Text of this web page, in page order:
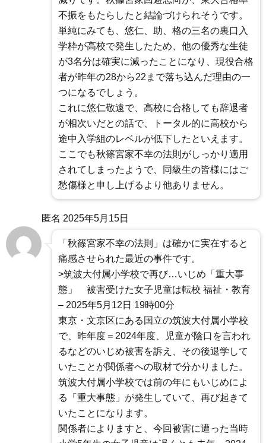
不振をもたらしたと結論づけられそうです。
単純にみても、悠仁、助、格の三名の裏口入
学枠が高校で発生したため、他の優秀な生徒
が3名分は確実に減ったことになり、現役合格
者が昨年の28から22まで落ち込んだ理由の一
つになるでしょう。
これに悠仁敬遠で、高校に合格しても辞退者
が相次いだとの話で、トータル的に高校から
途中入学組のレベルが低下したといえます。
ここでも秋篠宮家不幸の法則がしっかり適用
されてしまったようで、同級生の皆様にはご
愁傷様と申し上げるより他ありません。
匿名 2025年5月15日
「秋篠宮家不幸の法則」は確かに実在すると
痛感させられた最近の事件です。
>筑波大付属小学校で再び…いじめ「重大事
態」 被害受けた女子児童は転校 福祉・教育
– 2025年5月12日 19時00分
東京・文京区にある国立の筑波大付属小学校
で、昨年度＝2024年度、児童が陰口を言われ
るなどのいじめ被害を訴え、その後退学して
いたことが関係者への取材で分かりました。
筑波大付属小学校では前の年にもいじめによ
る「重大事態」が発生していて、再び起きて
いたことになります。
関係者によりますと、今回被害に遭った当時